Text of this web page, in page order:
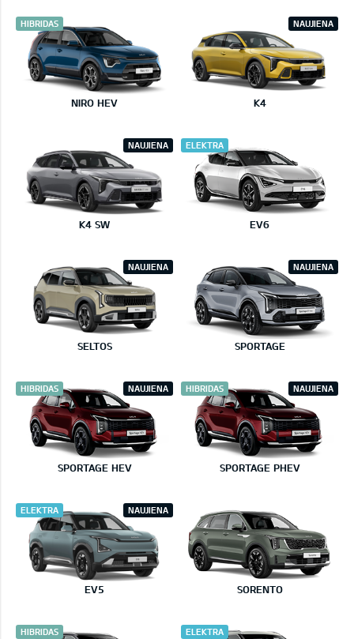
NIRO HEV
HIBRIDAS
K4
NAUJIENA
K4 SW
NAUJIENA
EV6
ELEKTRA
SELTOS
NAUJIENA
SPORTAGE
NAUJIENA
SPORTAGE HEV
NAUJIENA
HIBRIDAS
SPORTAGE PHEV
NAUJIENA
HIBRIDAS
EV5
NAUJIENA
ELEKTRA
SORENTO
HIBRIDAS ELEKTRA